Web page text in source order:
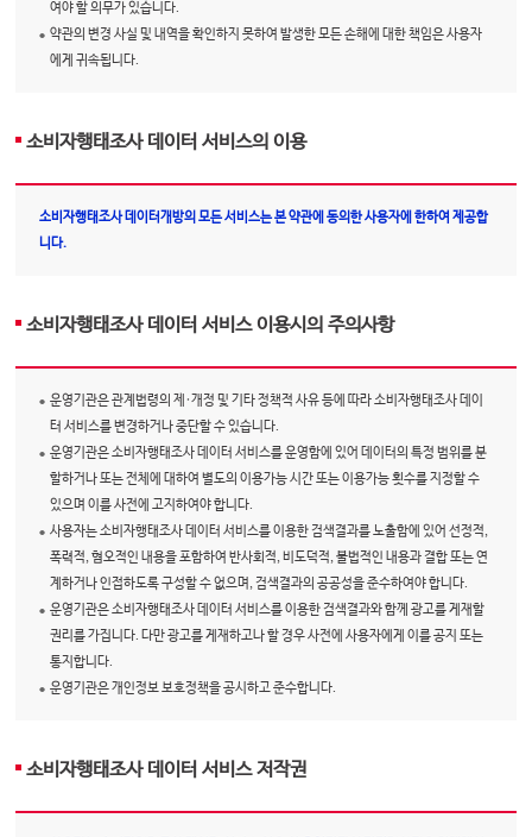
여야 할 의무가 있습니다.
약관의 변경 사실 및 내역을 확인하지 못하여 발생한 모든 손해에 대한 책임은 사용자
에게 귀속됩니다.
소비자행태조사 데이터 서비스의 이용
소비자행태조사 데이터개방의 모든 서비스는 본 약관에 동의한 사용자에 한하여 제공합
니다.
소비자행태조사 데이터 서비스 이용시의 주의사항
운영기관은 관계법령의 제·개정 및 기타 정책적 사유 등에 따라 소비자행태조사 데이
터 서비스를 변경하거나 중단할 수 있습니다.
운영기관은 소비자행태조사 데이터 서비스를 운영함에 있어 데이터의 특정 범위를 분
할하거나 또는 전체에 대하여 별도의 이용가능 시간 또는 이용가능 횟수를 지정할 수
있으며 이를 사전에 고지하여야 합니다.
사용자는 소비자행태조사 데이터 서비스를 이용한 검색결과를 노출함에 있어 선정적,
폭력적, 혐오적인 내용을 포함하여 반사회적, 비도덕적, 불법적인 내용과 결합 또는 연
계하거나 인접하도록 구성할 수 없으며, 검색결과의 공공성을 준수하여야 합니다.
운영기관은 소비자행태조사 데이터 서비스를 이용한 검색결과와 함께 광고를 게재할
권리를 가집니다. 다만 광고를 게재하고나 할 경우 사전에 사용자에게 이를 공지 또는
통지합니다.
운영기관은 개인정보 보호정책을 공시하고 준수합니다.
소비자행태조사 데이터 서비스 저작권